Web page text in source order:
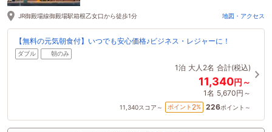
JR御殿場線御殿場駅箱根乙女口から徒歩1分 地図・アクセス
【無料の元気朝食付】いつでも安心価格♪ビジネス・レジャーに！
ダブル 朝のみ
1泊 大人2名 合計(税込)
11,340円～
1名 5,670円～
11,340スコア～ ポイント 2% 226ポイント～